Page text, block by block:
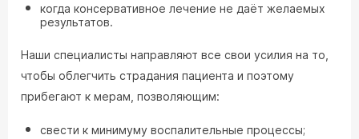
когда консервативное лечение не даёт желаемых
результатов.
Наши специалисты направляют все свои усилия на то,
чтобы облегчить страдания пациента и поэтому
прибегают к мерам, позволяющим:
свести к минимуму воспалительные процессы;